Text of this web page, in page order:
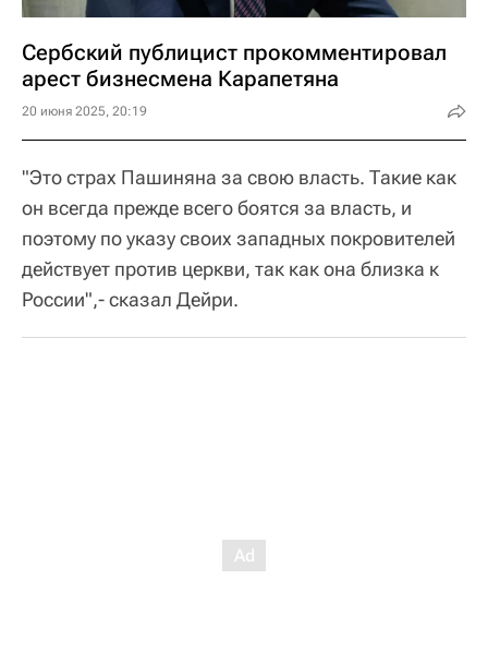
Сербский публицист прокомментировал
арест бизнесмена Карапетяна
20 июня 2025, 20:19
"Это страх Пашиняна за свою власть. Такие как
он всегда прежде всего боятся за власть, и
поэтому по указу своих западных покровителей
действует против церкви, так как она близка к
России",- сказал Дейри.